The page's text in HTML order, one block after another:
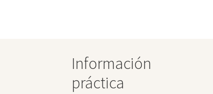
Información
práctica